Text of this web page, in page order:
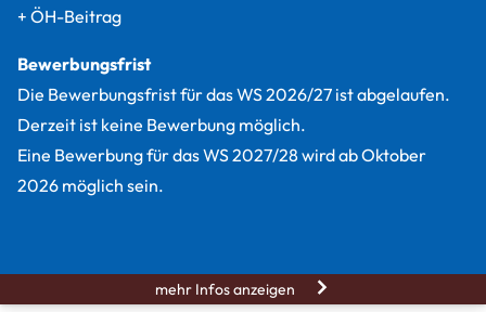
+ ÖH-Beitrag
Bewerbungsfrist
Die Bewerbungsfrist für das WS 2026/27 ist abgelaufen.
Derzeit ist keine Bewerbung möglich.
Eine Bewerbung für das WS 2027/28 wird ab Oktober
2026 möglich sein.
mehr Infos anzeigen